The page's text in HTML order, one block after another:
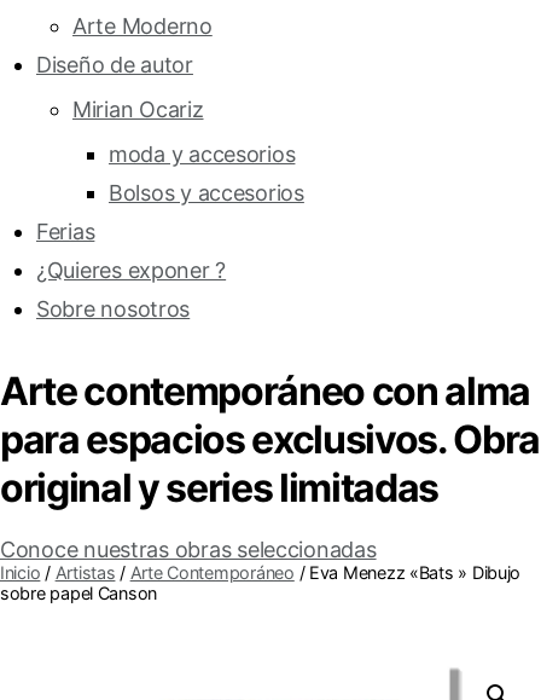
Arte Moderno
Diseño de autor
Mirian Ocariz
moda y accesorios
Bolsos y accesorios
Ferias
¿Quieres exponer ?
Sobre nosotros
Arte contemporáneo con alma
para espacios exclusivos. Obra
original y series limitadas
Conoce nuestras obras seleccionadas
Inicio / Artistas / Arte Contemporáneo / Eva Menezz «Bats » Dibujo
sobre papel Canson